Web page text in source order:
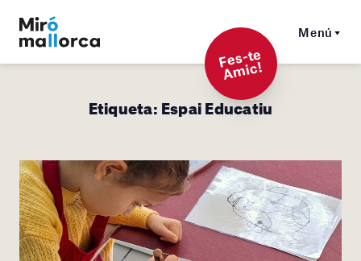
Menú
F
es-t
e
A
mi
c!
Etiqueta:Espai Educatiu